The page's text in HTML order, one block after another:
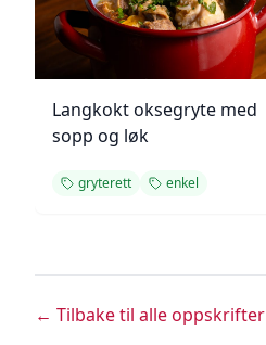
Langkokt oksegryte med
sopp og løk
gryterett enkel
← Tilbake til alle oppskrifter